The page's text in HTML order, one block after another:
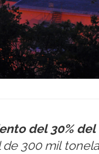
del 30%
de 300 mil